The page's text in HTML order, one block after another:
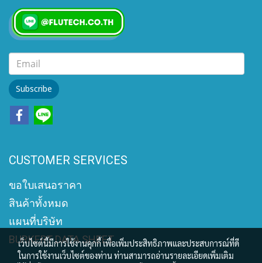
Subscribe
CUSTOMER SERVICES
ขอใบเสนอราคา
สินค้าทั้งหมด
แผนที่บริษัท
BURKERT DATA SHEET
เว็บไซต์นี้มีการใช้งานคุกกี้ เพื่อเพิ่มประสิทธิภาพและประสบการณ์ที่ดี
ในการใช้งานเว็บไซต์ของท่าน ท่านสามารถอ่านรายละเอียดเพิ่มเติม